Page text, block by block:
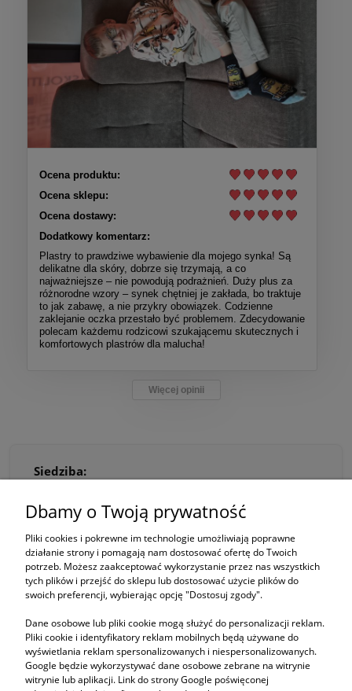
Ocena produktu:
Ocena sklepu:
Ocena dostawy:
Dodatkowy komentarz:
Plastry to prawdziwe wybawienie dla mojego synka! Są
delikatne dla skóry, dobrze się trzymają, a co
najważniejsze – nie powodują podrażnień. Duży plus za
różnorodne wzory – synek chętniej je zakłada, bo traktuje
to jak zabawę, a nie przykry obowiązek. Codzienne
zaklejanie oczka przestało być problemem. Zdecydowanie
polecam każdemu rodzicowi szukającemu skutecznych i
komfortowych plastrów dla malucha!
Więcej opinii
Siedziba:
ul. Popowicka 82/3
54-237 Wrocław, woj. dolnośląskie
Korespondencja:
ul. Skrzydlata 13
51-180 Szymanów, woj. dolnośląskie
Kontakt:
695 744 434
Email:zn_mt@wp.pl
Firma:
NIP:759-104-90-29
REGON:021373584
Dbamy o Twoją prywatność
Pliki cookies i pokrewne im technologie umożliwiają poprawne
działanie strony i pomagają nam dostosować ofertę do Twoich
potrzeb. Możesz zaakceptować wykorzystanie przez nas wszystkich
tych plików i przejść do sklepu lub dostosować użycie plików do
swoich preferencji, wybierając opcję "Dostosuj zgody".
Dane osobowe lub pliki cookie mogą służyć do personalizacji reklam.
Pliki cookie i identyfikatory reklam mobilnych będą używane do
wyświetlania reklam spersonalizowanych i niespersonalizowanych.
Google będzie wykorzystywać dane osobowe zebrane na witrynie
witrynie lub aplikacji. Link do strony Google poświęconej